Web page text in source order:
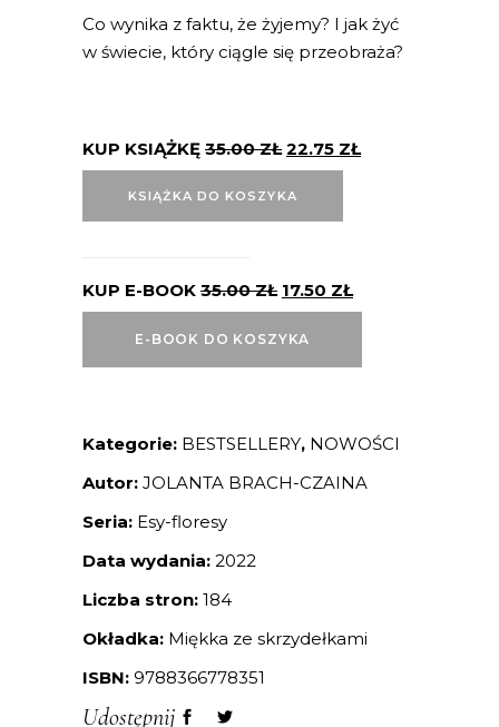
Co wynika z faktu, że żyjemy? I jak żyć
w świecie, który ciągle się przeobraża?
KUP KSIĄŻKĘ 35.00ZŁ 22.75 ZŁ
KSIĄŻKA DO KOSZYKA
KUP E-BOOK 35.00ZŁ 17.50 ZŁ
E-BOOK DO KOSZYKA
Kategorie: BESTSELLERY, NOWOŚCI
Autor: JOLANTA BRACH-CZAINA
Seria: Esy-floresy
Data wydania: 2022
Liczba stron: 184
Okładka: Miękka ze skrzydełkami
ISBN: 9788366778351
Udostępnij